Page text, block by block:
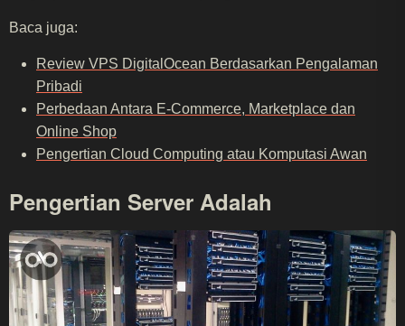
Baca juga:
Review VPS DigitalOcean Berdasarkan Pengalaman
Pribadi
Perbedaan Antara E-Commerce, Marketplace dan
Online Shop
Pengertian Cloud Computing atau Komputasi Awan
Pengertian Server Adalah